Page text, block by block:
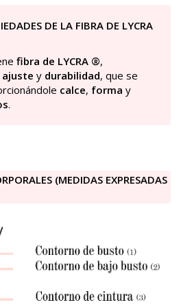
DE LA FIBRA DE LYCRA
fibra de LYCRA ®,
y durabilidad, que se
calce, forma y
.
(MEDIDAS EXPRESADAS